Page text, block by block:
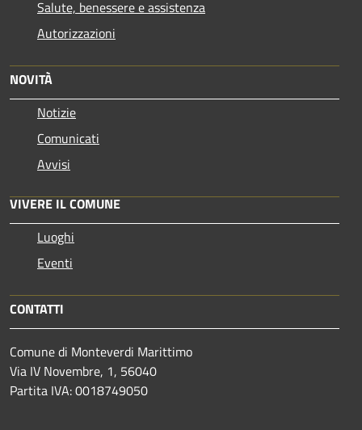
Salute, benessere e assistenza
Autorizzazioni
NOVITÀ
Notizie
Comunicati
Avvisi
VIVERE IL COMUNE
Luoghi
Eventi
CONTATTI
Comune di Monteverdi Marittimo
Via IV Novembre, 1, 56040
Partita IVA: 0018749050